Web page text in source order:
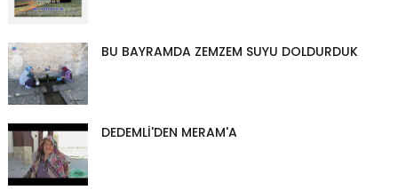
BU BAYRAMDA ZEMZEM SUYU DOLDURDUK
DEDEMLİ'DEN MERAM'A